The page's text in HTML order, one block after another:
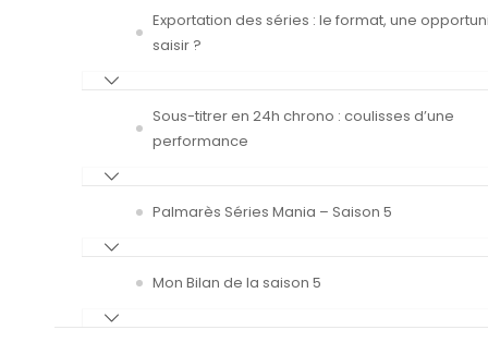
Exportation des séries : le format, une
saisir ?
Sous-titrer en 24h chrono : coulisses d’une
performance
Palmarès Séries Mania – Saison 5
Mon Bilan de la saison 5